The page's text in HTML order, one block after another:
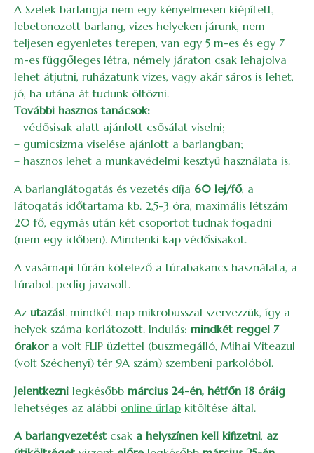
A Szelek barlangja nem egy kényelmesen kiépített,
lebetonozott barlang, vizes helyeken járunk, nem
teljesen egyenletes terepen, van egy 5 m-es és egy 7
m-es függőleges létra, némely járaton csak lehajolva
lehet átjutni, ruházatunk vizes, vagy akár sáros is lehet,
jó, ha utána át tudunk öltözni.
További hasznos tanácsok:
– védősisak alatt ajánlott csősálat viselni;
– gumicsizma viselése ajánlott a barlangban;
– hasznos lehet a munkavédelmi kesztyű használata is.
A barlanglátogatás és vezetés díja 60 lej/fő, a
látogatás időtartama kb. 2,5-3 óra, maximális létszám
20 fő, egymás után két csoportot tudnak fogadni
(nem egy időben). Mindenki kap védősisakot.
A vasárnapi túrán kötelező a túrabakancs használata, a
túrabot pedig javasolt.
Az utazást mindkét nap mikrobusszal szervezzük, így a
helyek száma korlátozott. Indulás: mindkét reggel 7
órakor a volt FLIP üzlettel (buszmegálló, Mihai Viteazul
(volt Széchenyi) tér 9A szám) szembeni parkolóból.
Jelentkezni legkésőbb március 24-én, hétfőn 18 óráig
lehetséges az alábbi online űrlap kitöltése által.
A barlangvezetést csak a helyszínen kell kifizetni, az